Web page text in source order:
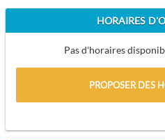
HORAIRES
Pas d'horaires
PROPOSER DES